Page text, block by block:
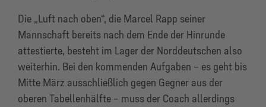
Die „Luft nach oben“, die Marcel Rapp seiner
Mannschaft bereits nach dem Ende der Hinrunde
attestierte, besteht im Lager der Norddeutschen also
weiterhin. Bei den kommenden Aufgaben – es geht bis
Mitte März ausschließlich gegen Gegner aus der
oberen Tabellenhälfte – muss der Coach allerdings